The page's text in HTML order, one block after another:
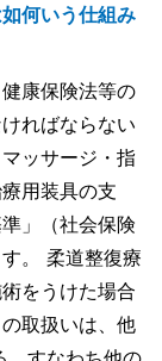
何いう仕組み
康保険法等の
ればならない
ッサージ・指
用装具の支
」（社会保険
。 柔道整復療
をうけた場合
取扱いは、他